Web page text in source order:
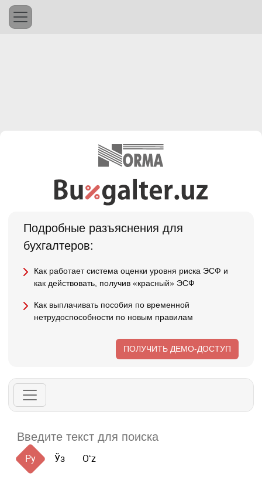
Подробные разъяснения для
бухгалтеров:
Как работает система оценки уровня риска ЭСФ и
как действовать, получив «красный» ЭСФ
Как выплачивать пособия по временной
нетрудоспособности по новым правилам
ПОЛУЧИТЬ ДЕМО-ДОСТУП
Ру Ўз Oʻz